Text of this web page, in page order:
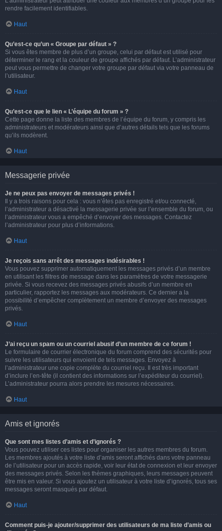
rendre facilement identifiables.
Haut
Qu’est-ce qu’un « Groupe par défaut » ?
Si vous êtes membre de plus d’un groupe, celui par défaut est utilisé pour
déterminer le rang et la couleur de groupe affichés par défaut. L’administrateur
peut vous permettre de changer votre groupe par défaut via votre panneau de
l’utilisateur.
Haut
Qu’est-ce que le lien « L’équipe du forum » ?
Cette page donne la liste des membres de l’équipe du forum, y compris les
administrateurs et modérateurs ainsi que d’autres détails tels que les forums
qu’ils modèrent.
Haut
Messagerie privée
Je ne peux pas envoyer de messages privés !
Il y a trois raisons pour cela : vous n’êtes pas enregistré et/ou connecté,
l’administrateur a désactivé la messagerie privée sur l’ensemble du forum, ou
l’administrateur vous a empêché d’envoyer des messages. Contactez
l’administrateur pour plus d’informations.
Haut
Je reçois sans arrêt des messages indésirables !
Vous pouvez supprimer automatiquement les messages privés d’un membre
en utilisant les filtres de message dans les paramètres de votre messagerie
privée. Si vous recevez des messages privés abusifs d’un membre en
particulier, rapportez les messages aux modérateurs. Ce dernier a la
possibilité d’empêcher complètement un membre d’envoyer des messages
privés.
Haut
J’ai reçu un spam ou un courriel abusif d’un membre de ce forum !
Le formulaire de courrier électronique du forum comprend des sécurités pour
suivre les utilisateurs qui envoient de tels messages. Envoyez à
l’administrateur une copie complète du courriel reçu. Il est très important
d’inclure l’en-tête (il contient des informations sur l’expéditeur du courriel).
L’administrateur pourra alors prendre les mesures nécessaires.
Haut
Amis et ignorés
Que sont mes listes d’amis et d’ignorés ?
Vous pouvez utiliser ces listes pour organiser les autres membres du forum.
Les membres ajoutés à votre liste d’amis seront affichés dans votre panneau
de l’utilisateur pour un accès rapide, voir leur état de connexion et leur envoyer
des messages privés. Selon les thèmes graphiques, leurs messages peuvent
être mis en valeur. Si vous ajoutez un utilisateur à votre liste d’ignorés, tous ses
messages seront masqués par défaut.
Haut
Comment puis-je ajouter/supprimer des utilisateurs de ma liste d’amis ou